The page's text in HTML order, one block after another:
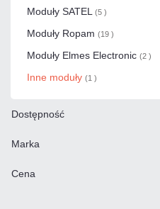
Moduły SATEL (5 )
Moduły Ropam (19 )
Moduły Elmes Electronic (2 )
Inne moduły (1 )
Dostępność
Marka
Cena